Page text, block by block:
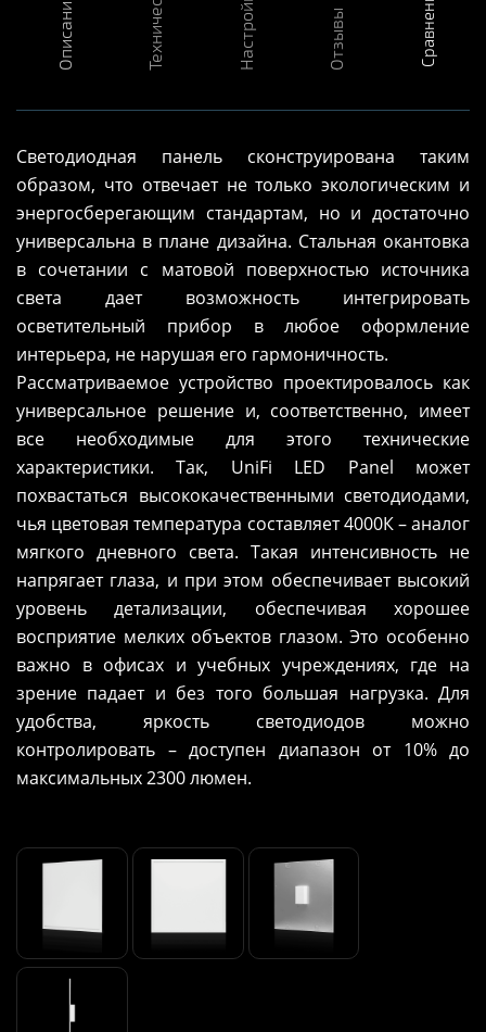
Настройка Отзывы Сравнение
Светодиодная панель сконструирована таким
образом, что отвечает не только экологическим и
энергосберегающим стандартам, но и достаточно
универсальна в плане дизайна. Стальная окантовка
в сочетании с матовой поверхностью источника
света дает возможность интегрировать
осветительный прибор в любое оформление
интерьера, не нарушая его гармоничность.
Рассматриваемое устройство проектировалось как
универсальное решение и, соответственно, имеет
все необходимые для этого технические
характеристики. Так, UniFi LED Panel может
похвастаться высококачественными светодиодами,
чья цветовая температура составляет 4000К – аналог
мягкого дневного света. Такая интенсивность не
напрягает глаза, и при этом обеспечивает высокий
уровень детализации, обеспечивая хорошее
восприятие мелких объектов глазом. Это особенно
важно в офисах и учебных учреждениях, где на
зрение падает и без того большая нагрузка. Для
удобства, яркость светодиодов можно
контролировать – доступен диапазон от 10% до
максимальных 2300 люмен.